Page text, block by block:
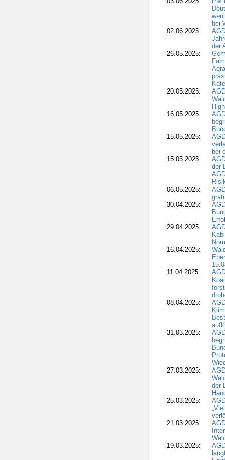
bei
02.06.2025:
der
26.05.2025:
20.05.2025:
16.05.2025:
15.05.2025:
bei
15.05.2025:
der
06.05.2025:
30.04.2025:
29.04.2025:
16.04.2025:
11.04.2025:
08.04.2025:
31.03.2025:
27.03.2025:
der
25.03.2025:
21.03.2025:
19.03.2025: